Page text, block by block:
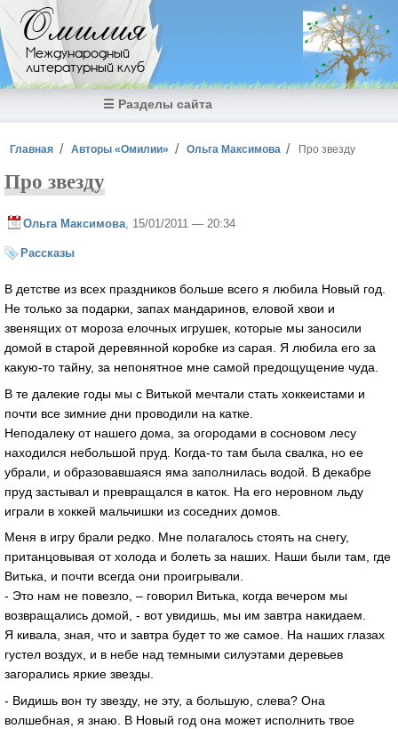
Перейти к основному содержанию
Омилия
Международный
литературный клуб
☰ Разделы сайта
Вы здесь
Главная Авторы «Омилии» Ольга Максимова Про звезду
Про звезду
Ольга Максимова , 15/01/2011 — 20:34
Рассказы
В детстве из всех праздников больше всего я любила Новый год.
Не только за подарки, запах мандаринов, еловой хвои и
звенящих от мороза елочных игрушек, которые мы заносили
домой в старой деревянной коробке из сарая. Я любила его за
какую-то тайну, за непонятное мне самой предощущение чуда.
В те далекие годы мы с Витькой мечтали стать хоккеистами и
почти все зимние дни проводили на катке.
Неподалеку от нашего дома, за огородами в сосновом лесу
находился небольшой пруд. Когда-то там была свалка, но ее
убрали, и образовавшаяся яма заполнилась водой. В декабре
пруд застывал и превращался в каток. На его неровном льду
играли в хоккей мальчишки из соседних домов.
Меня в игру брали редко. Мне полагалось стоять на снегу,
пританцовывая от холода и болеть за наших. Наши были там, где
Витька, и почти всегда они проигрывали.
- Это нам не повезло, – говорил Витька, когда вечером мы
возвращались домой, - вот увидишь, мы им завтра накидаем.
Я кивала, зная, что и завтра будет то же самое. На наших глазах
густел воздух, и в небе над темными силуэтами деревьев
загорались яркие звезды.
- Видишь вон ту звезду, не эту, а большую, слева? Она
волшебная, я знаю. В Новый год она может исполнить твое